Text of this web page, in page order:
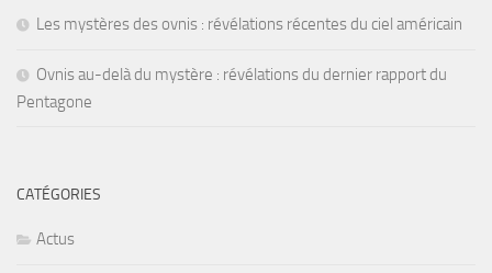
Les mystères des ovnis : révélations récentes du ciel américain
Ovnis au-delà du mystère : révélations du dernier rapport du
Pentagone
CATÉGORIES
Actus